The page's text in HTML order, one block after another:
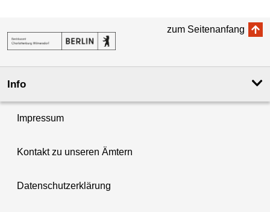
zum Seitenanfang
Info
Impressum
Kontakt zu unseren Ämtern
Datenschutzerklärung